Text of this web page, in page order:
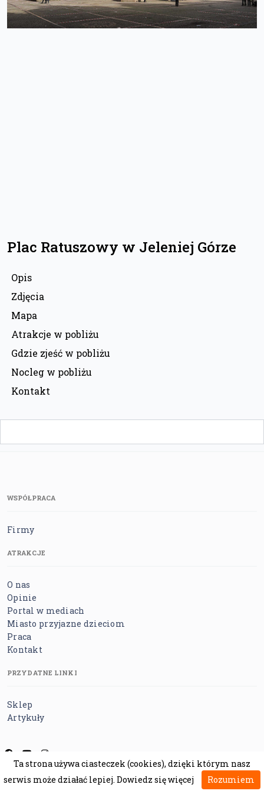
Plac Ratuszowy w Jeleniej Górze
Opis
Zdjęcia
Mapa
Atrakcje w pobliżu
Gdzie zjeść w pobliżu
Nocleg w pobliżu
Kontakt
WSPÓŁPRACA
Firmy
ATRAKCJE
O nas
Opinie
Portal w mediach
Miasto przyjazne dzieciom
Praca
Kontakt
PRZYDATNE LINKI
Sklep
Artykuły
Regulamin Polityka prywatności Polityka cookies
Polityka bezpieczeństwa
Ta strona używa ciasteczek (cookies), dzięki którym nasz
serwis może działać lepiej. Dowiedz się więcej Rozumiem